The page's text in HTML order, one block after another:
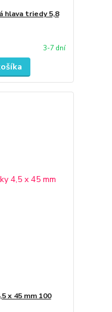
hlava triedy 5,8
3-7 dní
x 45 mm 100